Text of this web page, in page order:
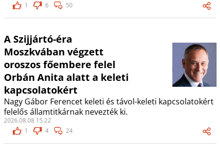
1
6 50
A Szijjártó-éra
Moszkvában végzett
oroszos főembere felel
Orbán Anita alatt a keleti
kapcsolatokért
Nagy Gábor Ferencet keleti és távol-keleti kapcsolatokért
felelős államtitkárnak nevezték ki.
2026.08.08 15:22
1
4 24